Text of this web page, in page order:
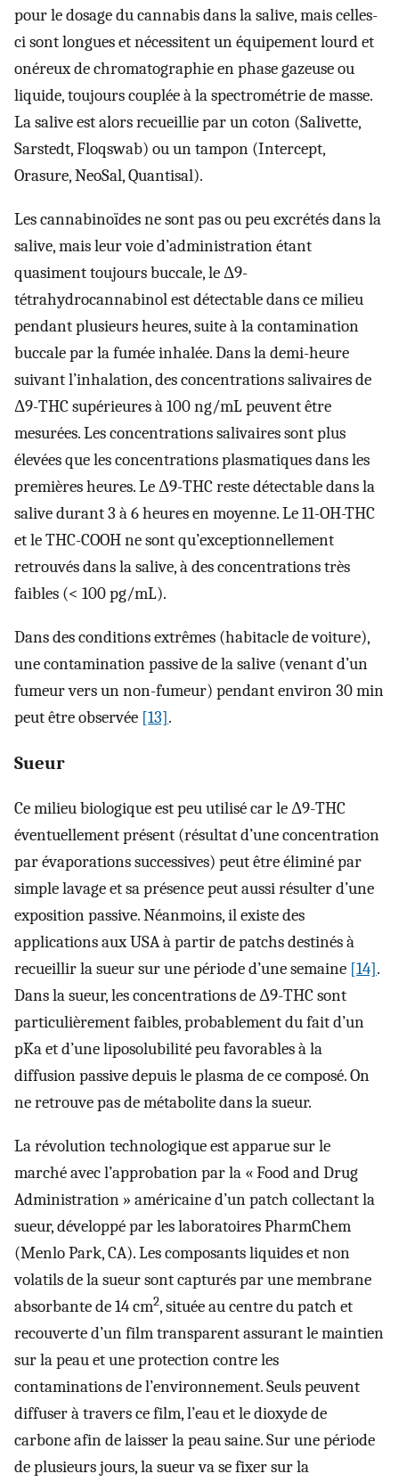
pour le dosage du cannabis dans la salive, mais celles-
ci sont longues et nécessitent un équipement lourd et
onéreux de chromatographie en phase gazeuse ou
liquide, toujours couplée à la spectrométrie de masse.
La salive est alors recueillie par un coton (Salivette,
Sarstedt, Floqswab) ou un tampon (Intercept,
Orasure, NeoSal, Quantisal).
Les cannabinoïdes ne sont pas ou peu excrétés dans la
salive, mais leur voie d’administration étant
quasiment toujours buccale, le Δ9-
tétrahydrocannabinol est détectable dans ce milieu
pendant plusieurs heures, suite à la contamination
buccale par la fumée inhalée. Dans la demi-heure
suivant l’inhalation, des concentrations salivaires de
Δ9-THC supérieures à 100 ng/mL peuvent être
mesurées. Les concentrations salivaires sont plus
élevées que les concentrations plasmatiques dans les
premières heures. Le Δ9-THC reste détectable dans la
salive durant 3 à 6 heures en moyenne. Le 11-OH-THC
et le THC-COOH ne sont qu’exceptionnellement
retrouvés dans la salive, à des concentrations très
faibles (< 100 pg/mL).
Dans des conditions extrêmes (habitacle de voiture),
une contamination passive de la salive (venant d’un
fumeur vers un non-fumeur) pendant environ 30 min
peut être observée [13].
Sueur
Ce milieu biologique est peu utilisé car le Δ9-THC
éventuellement présent (résultat d’une concentration
par évaporations successives) peut être éliminé par
simple lavage et sa présence peut aussi résulter d’une
exposition passive. Néanmoins, il existe des
applications aux USA à partir de patchs destinés à
recueillir la sueur sur une période d’une semaine [14].
Dans la sueur, les concentrations de Δ9-THC sont
particulièrement faibles, probablement du fait d’un
pKa et d’une liposolubilité peu favorables à la
diffusion passive depuis le plasma de ce composé. On
ne retrouve pas de métabolite dans la sueur.
La révolution technologique est apparue sur le
marché avec l’approbation par la « Food and Drug
Administration » américaine d’un patch collectant la
sueur, développé par les laboratoires PharmChem
(Menlo Park, CA). Les composants liquides et non
volatils de la sueur sont capturés par une membrane
absorbante de 14 cm2, située au centre du patch et
recouverte d’un film transparent assurant le maintien
sur la peau et une protection contre les
contaminations de l’environnement. Seuls peuvent
diffuser à travers ce film, l’eau et le dioxyde de
carbone afin de laisser la peau saine. Sur une période
de plusieurs jours, la sueur va se fixer sur la